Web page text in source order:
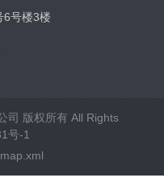
6号楼3楼
司 版权所有 All Rights
号-1